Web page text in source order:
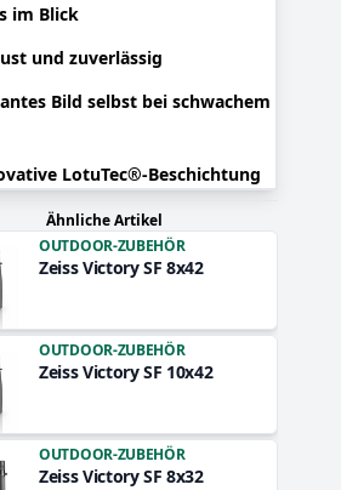
im Blick
und zuverlässig
Bild selbst bei schwachem
LotuTec®-Beschichtung
Ähnliche Artikel
OUTDOOR-ZUBEHÖR
Zeiss Victory SF 8x42
OUTDOOR-ZUBEHÖR
Zeiss Victory SF 10x42
OUTDOOR-ZUBEHÖR
Zeiss Victory SF 8x32